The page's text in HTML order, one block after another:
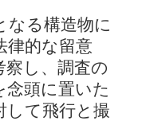
なる構造物に
律的な留意
察し、調査の
念頭に置いた
して飛行と撮